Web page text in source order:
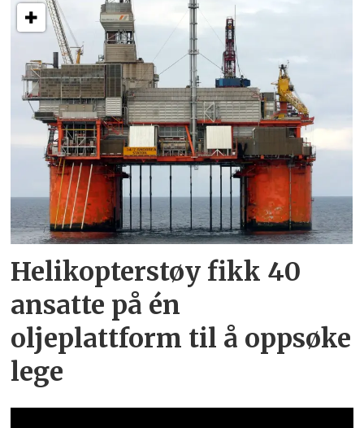
Helikopterstøy fikk 40
ansatte på én
oljeplattform til å oppsøke
lege